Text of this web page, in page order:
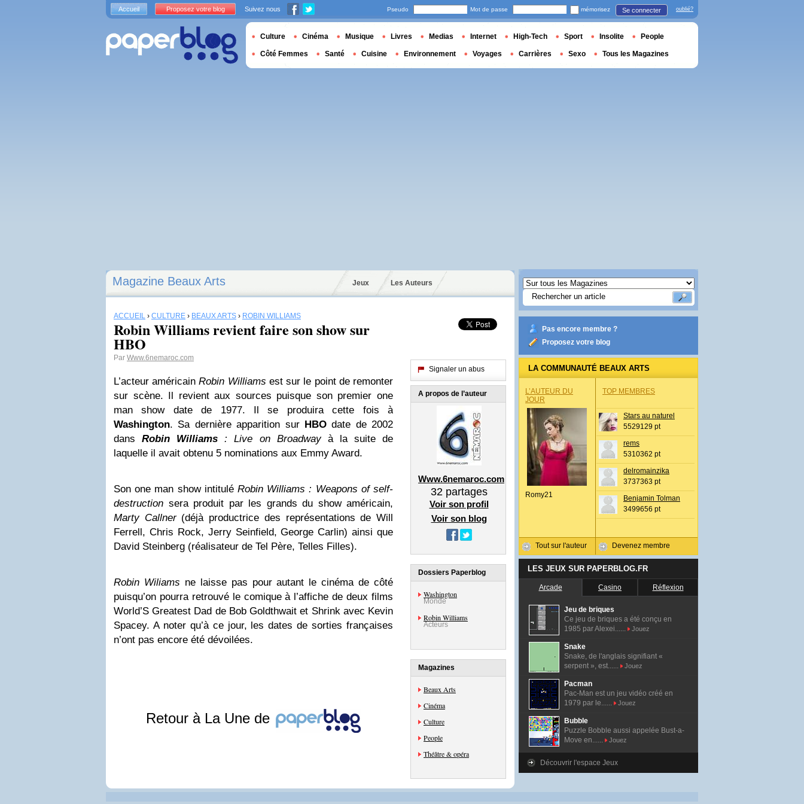
Magazine Beaux Arts Jeux Les Auteurs
ACCUEIL › CULTURE › BEAUX ARTS › ROBIN WILLIAMS
Robin Williams revient faire son show sur
HBO
Par Www.6nemaroc.com
L’acteur américainRobin Williams est sur le point de remonter
sur scène. Il revient aux sources puisque son premier one
man show date de 1977. Il se produira cette fois à
Washington. Sa dernière apparition sur HBOdate de 2002
dansRobin Williams : Live on Broadwayà la suite de
laquelle il avait obtenu 5 nominations aux Emmy Award.
Son one man show intitulé Robin Williams : Weapons of self-
destruction sera produit par les grands du show américain,
Marty Callner(déjà productrice des représentations de Will
Ferrell, Chris Rock, Jerry Seinfield, George Carlin) ainsi que
David Steinberg (réalisateur de Tel Père, Telles Filles).
Robin Wiliams ne laisse pas pour autant le cinéma de côté
puisqu’on pourra retrouvé le comique à l’affiche de deux films
World’S Greatest Dad de Bob Goldthwait et Shrink avec Kevin
Spacey. A noter qu’à ce jour, les dates de sorties françaises
n’ont pas encore été dévoilées.
Retour à La Une de
Signaler un abus
A propos de l’auteur
Www.6nemaroc.com
32partages
Voir son profil
Voir son blog
Dossiers Paperblog
Washington
Monde
Robin Williams
Acteurs
Magazines
Beaux Arts
Cinéma
Culture
People
Théâtre & opéra
Pas encore membre ?
Proposez votre blog
LA COMMUNAUTÉ BEAUX ARTS
L’AUTEUR DU
JOUR
Romy21
Tout sur l'auteur
TOP MEMBRES
Stars au naturel
5529129 pt
rems
5310362 pt
delromainzika
3737363 pt
Benjamin Tolman
3499656 pt
Devenez membre
LES JEUX SUR PAPERBLOG.FR
Arcade Casino Réflexion
Jeu de briques
Ce jeu de briques a été conçu en
1985 par Alexei......
Jouez
Snake
Snake, de l'anglais signifiant «
serpent », est......
Jouez
Pacman
Pac-Man est un jeu vidéo créé en
1979 par le......
Jouez
Bubble
Puzzle Bobble aussi appelée Bust-a-
Move en......
Jouez
Découvrir l'espace Jeux
Accueil Proposez votre blog Suivez nous Pseudo Mot de passe mémorisez Se connecter oublié?
Culture Cinéma Musique Livres Medias Internet High-Tech Sport Insolite People
Côté Femmes Santé Cuisine Environnement Voyages Carrières Sexo Tous les Magazines